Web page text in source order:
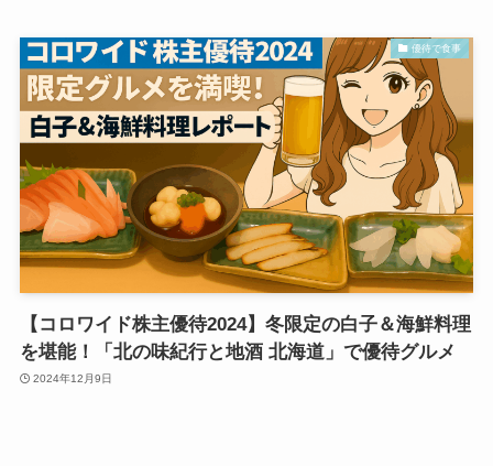
優待で食事
【コロワイド株主優待2024】冬限定の白子＆海鮮料理
を堪能！「北の味紀行と地酒 北海道」で優待グルメ
2024年12月9日